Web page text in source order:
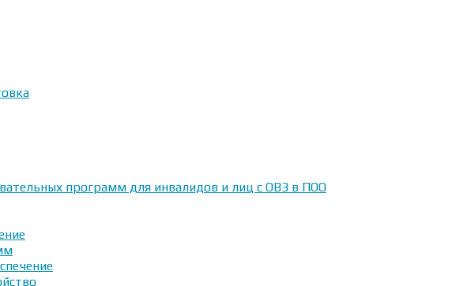
программ для инвалидов и лиц с ОВЗ в ПОО